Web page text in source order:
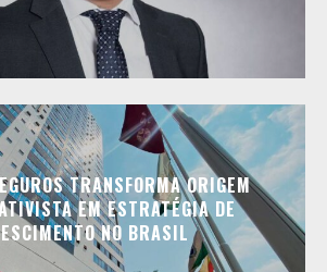
TRANSFORMA ORIGEM
EM ESTRATÉGIA DE
NO BRASIL